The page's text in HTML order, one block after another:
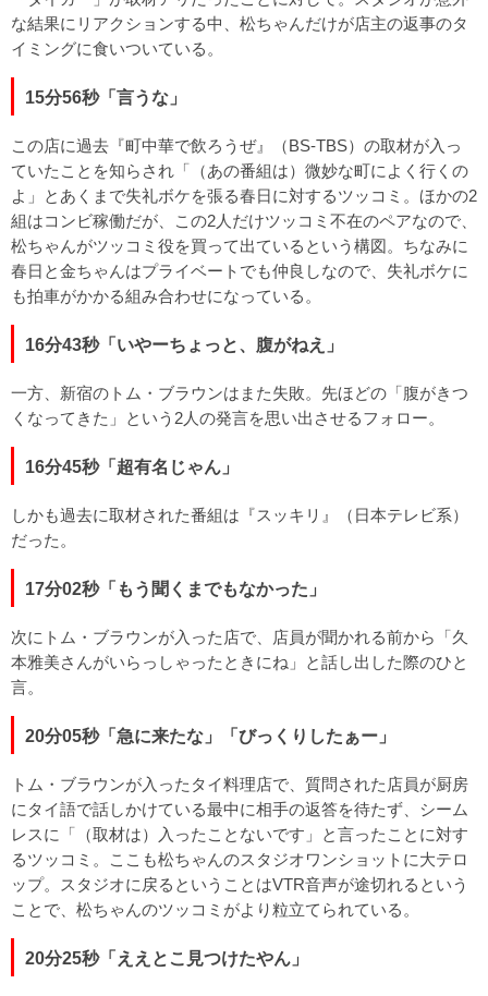
な結果にリアクションする中、松ちゃんだけが店主の返事のタ
イミングに食いついている。
15分56秒「言うな」
この店に過去『町中華で飲ろうぜ』（BS-TBS）の取材が入っ
ていたことを知らされ「（あの番組は）微妙な町によく行くの
よ」とあくまで失礼ボケを張る春日に対するツッコミ。ほかの2
組はコンビ稼働だが、この2人だけツッコミ不在のペアなので、
松ちゃんがツッコミ役を買って出ているという構図。ちなみに
春日と金ちゃんはプライベートでも仲良しなので、失礼ボケに
も拍車がかかる組み合わせになっている。
16分43秒「いやーちょっと、腹がねえ」
一方、新宿のトム・ブラウンはまた失敗。先ほどの「腹がきつ
くなってきた」という2人の発言を思い出させるフォロー。
16分45秒「超有名じゃん」
しかも過去に取材された番組は『スッキリ』（日本テレビ系）
だった。
17分02秒「もう聞くまでもなかった」
次にトム・ブラウンが入った店で、店員が聞かれる前から「久
本雅美さんがいらっしゃったときにね」と話し出した際のひと
言。
20分05秒「急に来たな」「びっくりしたぁー」
トム・ブラウンが入ったタイ料理店で、質問された店員が厨房
にタイ語で話しかけている最中に相手の返答を待たず、シーム
レスに「（取材は）入ったことないです」と言ったことに対す
るツッコミ。ここも松ちゃんのスタジオワンショットに大テロ
ップ。スタジオに戻るということはVTR音声が途切れるという
ことで、松ちゃんのツッコミがより粒立てられている。
20分25秒「ええとこ見つけたやん」